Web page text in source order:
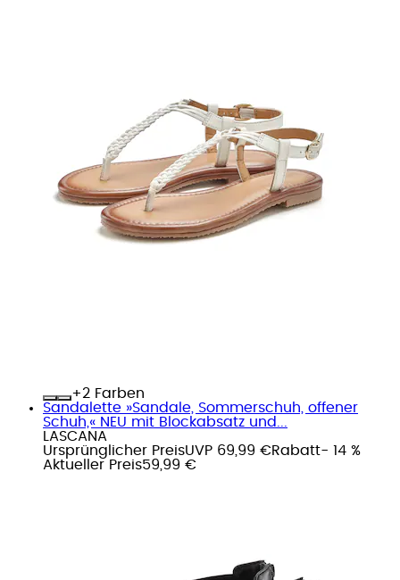
+
Farben
Sandalette »Sandale, Sommerschuh, offener
Schuh,« NEU mit Blockabsatz und...
LASCANA
Ursprünglicher PreisUVP 69,99 €Rabatt- 14 %
Aktueller Preis59,99 €